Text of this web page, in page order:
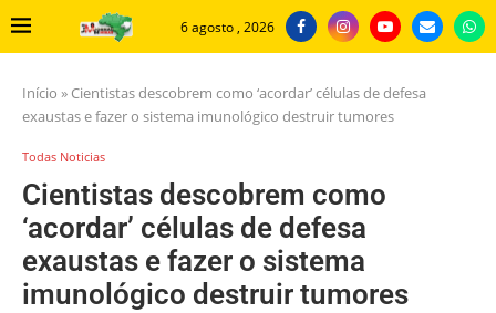
6 agosto , 2026
Início » Cientistas descobrem como ‘acordar’ células de defesa
exaustas e fazer o sistema imunológico destruir tumores
Todas Noticias
Cientistas descobrem como
‘acordar’ células de defesa
exaustas e fazer o sistema
imunológico destruir tumores